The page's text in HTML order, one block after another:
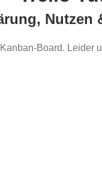
Nutzen
Board. Leider